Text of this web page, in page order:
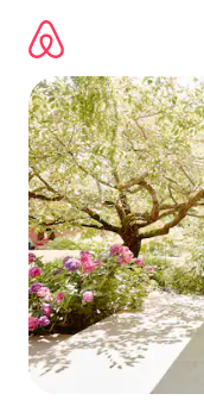
directement
contenu